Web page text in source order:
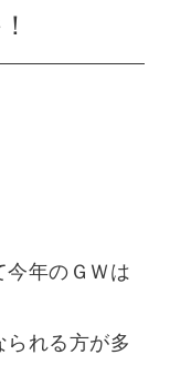
今年のＧＷは
られる方が多